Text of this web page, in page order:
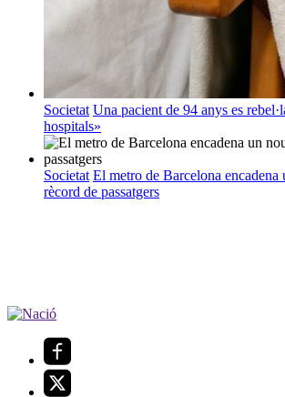
Societat Una pacient de 94 anys es
hospitals»
Societat El metro de Barcelona encadena
rècord de passatgers